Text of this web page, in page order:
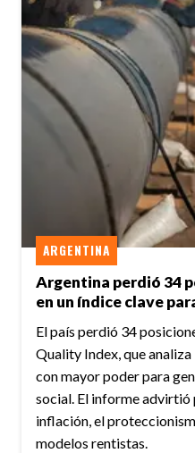
Argentina perdió 34
en un índice clave
ARGENTINA
El país perdió 34
Quality Index, que
con mayor poder para
social. El informe advirtió
inflación, el
modelos rentistas.